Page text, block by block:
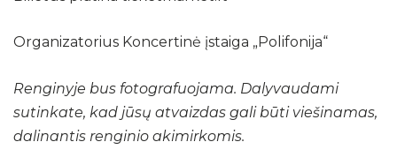
Organizatorius Koncertinė įstaiga „Polifonija“
Renginyje bus fotografuojama. Dalyvaudami
sutinkate, kad jūsų atvaizdas gali būti viešinamas,
dalinantis renginio akimirkomis.